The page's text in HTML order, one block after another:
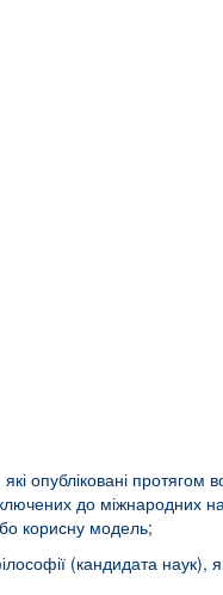
опубліковані протягом
до міжнародних
корисну модель;
(кандидата наук),